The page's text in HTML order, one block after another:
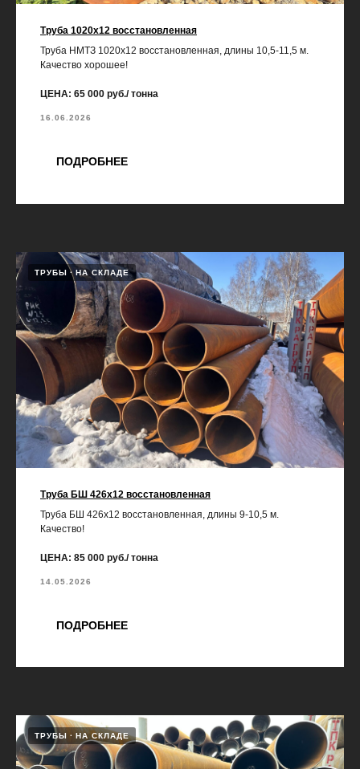
Труба 1020х12 восстановленная
Труба НМТЗ 1020х12 восстановленная, длины 10,5-11,5 м.
Качество хорошее!
ЦЕНА: 65 000 руб./ тонна
16.06.2026
ПОДРОБНЕЕ
ТРУБЫ НА СКЛАДЕ
Труба БШ 426х12 восстановленная
Труба БШ 426х12 восстановленная, длины 9-10,5 м.
Качество!
ЦЕНА: 85 000 руб./ тонна
14.05.2026
ПОДРОБНЕЕ
ТРУБЫ НА СКЛАДЕ